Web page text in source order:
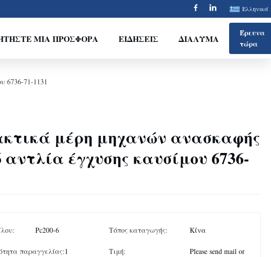
Ελληνικά
ΜΙΑ ΠΡΟΣΦΟΡΆ ΕΙΔΉΣΕΙΣ ΔΙΆΛΥΜΑ
Έρευνα
τώρα
6736-71-1131
μέρη μηχανών ανασκαφής
αντλία έγχυσης καυσίμου 6736-
Pc200-6 Τόπος καταγωγής: Κίνα
παραγγελίας:1 Τιμή:
Please send mail or